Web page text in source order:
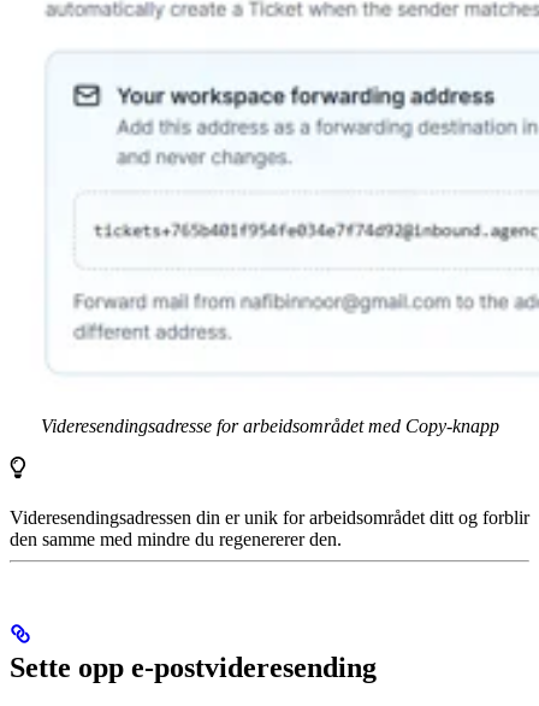
Videresendingsadresse for arbeidsområdet med Copy-knapp
Videresendingsadressen din er unik for arbeidsområdet ditt og forblir
den samme med mindre du regenererer den.
Sette opp e-postvideresending